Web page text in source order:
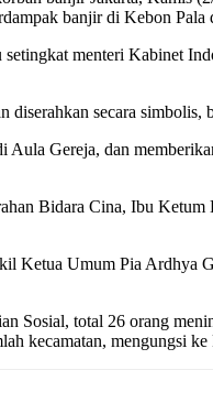
banjir di Kebon Pala
menteri Kabinet
secara simbolis,
Gereja, dan
Bidara Cina, Ibu
Ketua Umum Pia
Sosial, total 26 orang
kecamatan, mengungsi